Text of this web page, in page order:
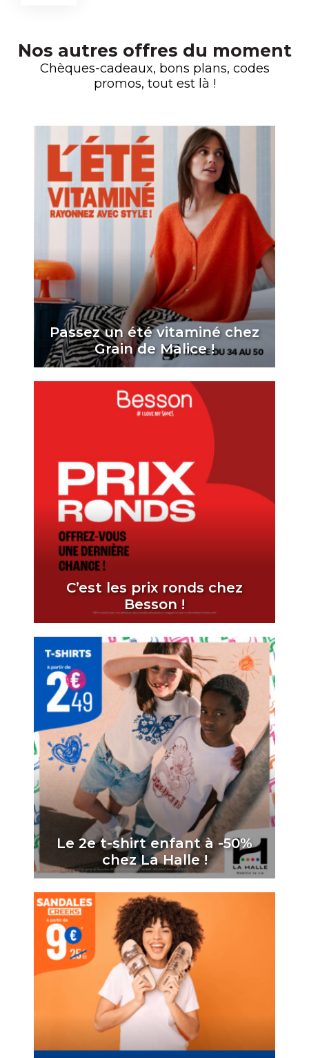
Nos autres offres du moment
Chèques-cadeaux, bons plans, codes
promos, tout est là !
Passez un été vitaminé chez
Grain de Malice !
C’est les prix ronds chez
Besson !
Le 2e t-shirt enfant à -50%
chez La Halle !